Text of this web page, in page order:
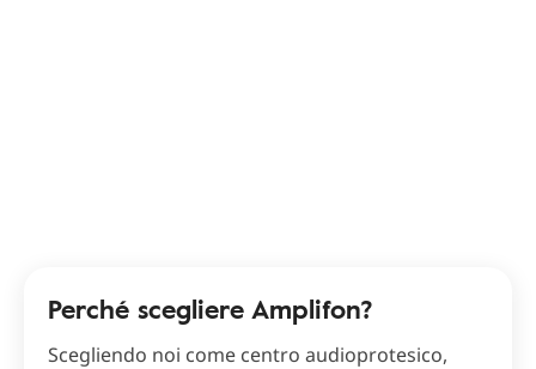
Perché scegliere Amplifon?
Scegliendo noi come centro audioprotesico,